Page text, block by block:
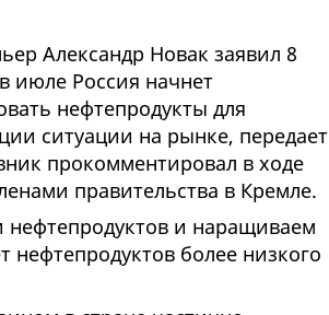
Александр Новак заявил 8
июле Россия начнет
нефтепродукты для
ситуации на рынке, передает
прокомментировал в ходе
правительства в Кремле.
и наращиваем
более низкого